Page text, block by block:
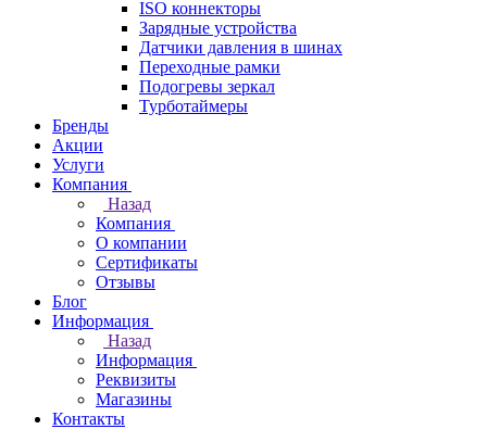
ISO коннекторы
Зарядные устройства
Датчики давления в шинах
Переходные рамки
Подогревы зеркал
Турботаймеры
Бренды
Акции
Услуги
Компания
Назад
Компания
О компании
Сертификаты
Отзывы
Блог
Информация
Назад
Информация
Реквизиты
Магазины
Контакты